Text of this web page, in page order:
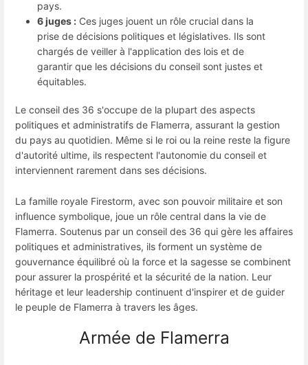
pays.
6 juges : Ces juges jouent un rôle crucial dans la
prise de décisions politiques et législatives. Ils sont
chargés de veiller à l'application des lois et de
garantir que les décisions du conseil sont justes et
équitables.
Le conseil des 36 s'occupe de la plupart des aspects
politiques et administratifs de Flamerra, assurant la gestion
du pays au quotidien. Même si le roi ou la reine reste la figure
d'autorité ultime, ils respectent l'autonomie du conseil et
interviennent rarement dans ses décisions.
La famille royale Firestorm, avec son pouvoir militaire et son
influence symbolique, joue un rôle central dans la vie de
Flamerra. Soutenus par un conseil des 36 qui gère les affaires
politiques et administratives, ils forment un système de
gouvernance équilibré où la force et la sagesse se combinent
pour assurer la prospérité et la sécurité de la nation. Leur
héritage et leur leadership continuent d'inspirer et de guider
le peuple de Flamerra à travers les âges.
Armée de Flamerra